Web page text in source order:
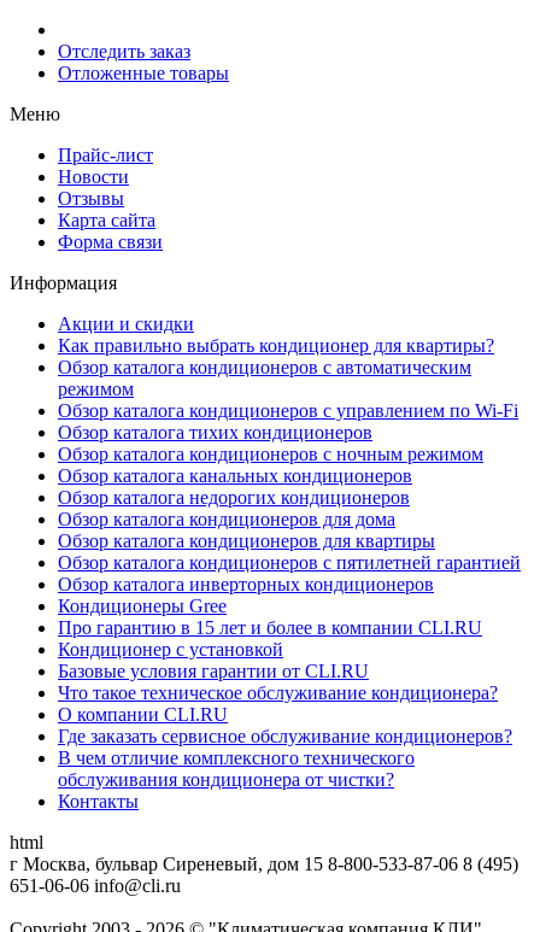
Отследить заказ
Отложенные товары
Меню
Прайс-лист
Новости
Отзывы
Карта сайта
Форма связи
Информация
Акции и скидки
Как правильно выбрать кондиционер для квартиры?
Обзор каталога кондиционеров с автоматическим
режимом
Обзор каталога кондиционеров с управлением по Wi-Fi
Обзор каталога тихих кондиционеров
Обзор каталога кондиционеров с ночным режимом
Обзор каталога канальных кондиционеров
Обзор каталога недорогих кондиционеров
Обзор каталога кондиционеров для дома
Обзор каталога кондиционеров для квартиры
Обзор каталога кондиционеров с пятилетней гарантией
Обзор каталога инверторных кондиционеров
Кондиционеры Gree
Про гарантию в 15 лет и более в компании CLI.RU
Кондиционер с установкой
Базовые условия гарантии от CLI.RU
Что такое техническое обслуживание кондиционера?
О компании CLI.RU
Где заказать сервисное обслуживание кондиционеров?
В чем отличие комплексного технического
обслуживания кондиционера от чистки?
Контакты
html
г Москва, бульвар Сиреневый, дом 15 8-800-533-87-06 8 (495)
651-06-06 info@cli.ru